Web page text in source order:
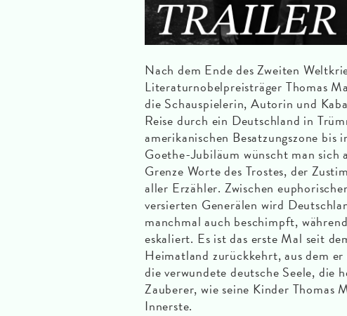
Nach dem Ende des Zweiten
Literaturnobelpreisträger Thomas
die Schauspielerin, Autorin und
Reise durch ein Deutschland in
amerikanischen Besatzungszone
Goethe-Jubiläum wünscht man
Grenze Worte des Trostes, der
aller Erzähler. Zwischen
versierten Generälen wird
manchmal auch beschimpft,
eskaliert. Es ist das erste Mal seit
Heimatland zurückkehrt, aus dem
die verwundete deutsche Seele, die
Zauberer, wie seine Kinder Thomas
Innerste.